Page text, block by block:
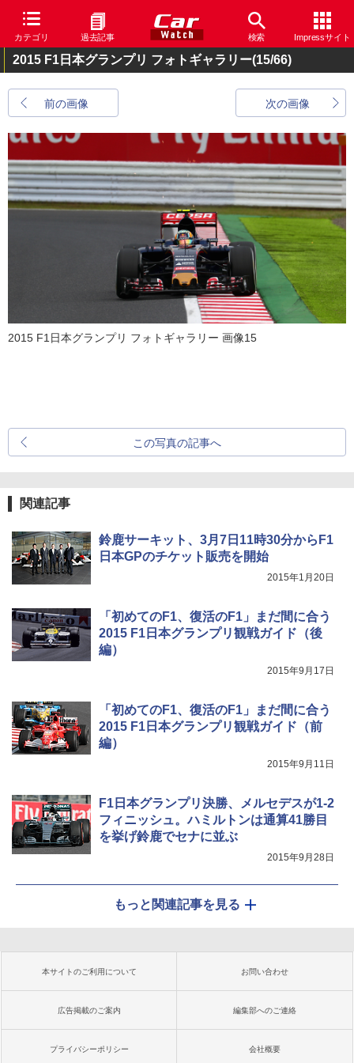
カテゴリ 過去記事 検索 Impressサイト
2015 F1日本グランプリ フォトギャラリー(15/66)
前の画像 次の画像
2015 F1日本グランプリ フォトギャラリー 画像15
この写真の記事へ
関連記事
鈴鹿サーキット、3月7日11時30分からF1
日本GPのチケット販売を開始
2015年1月20日
「初めてのF1、復活のF1」まだ間に合う
2015 F1日本グランプリ観戦ガイド（後
編）
2015年9月17日
「初めてのF1、復活のF1」まだ間に合う
2015 F1日本グランプリ観戦ガイド（前
編）
2015年9月11日
F1日本グランプリ決勝、メルセデスが1-2
フィニッシュ。ハミルトンは通算41勝目
を挙げ鈴鹿でセナに並ぶ
2015年9月28日
もっと関連記事を見る
本サイトのご利用について お問い合わせ
広告掲載のご案内 編集部へのご連絡
プライバシーポリシー 会社概要